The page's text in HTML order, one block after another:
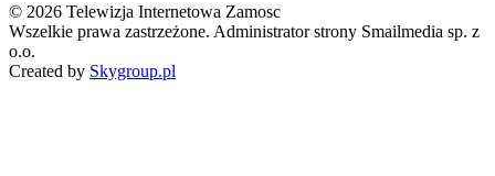
© 2026 Telewizja Internetowa Zamosc
Wszelkie prawa zastrzeżone. Administrator strony Smailmedia sp. z
o.o.
Created by Skygroup.pl